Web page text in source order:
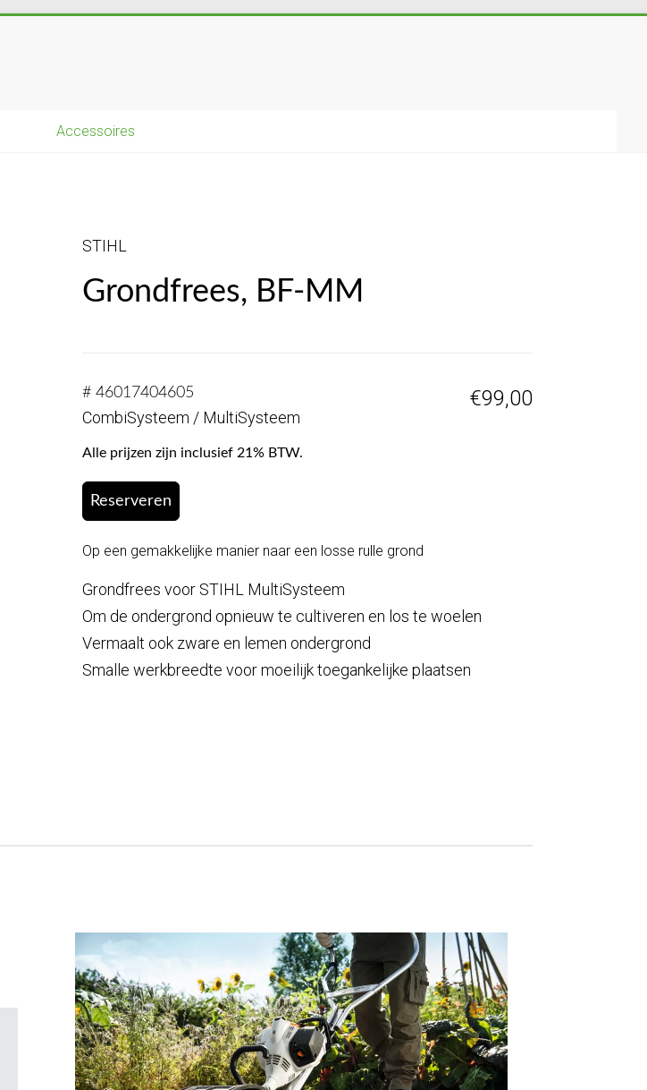
Accessoires
STIHL
Grondfrees, BF-MM
# 46017404605
CombiSysteem / MultiSysteem
€99,00
Alle prijzen zijn inclusief 21% BTW.
Reserveren
Op een gemakkelijke manier naar een losse rulle grond
Grondfrees voor STIHL MultiSysteem
Om de ondergrond opnieuw te cultiveren en los te woelen
Vermaalt ook zware en lemen ondergrond
Smalle werkbreedte voor moeilijk toegankelijke plaatsen